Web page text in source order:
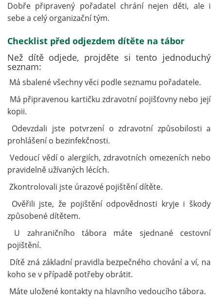
Dobře připravený pořadatel chrání nejen děti, ale i
sebe a celý organizační tým.
Checklist před odjezdem dítěte na tábor
Než dítě odjede, projděte si tento jednoduchý
seznam:
Má sbalené všechny věci podle seznamu pořadatele.
Má připravenou kartičku zdravotní pojišťovny nebo její
kopii.
Odevzdali jste potvrzení o zdravotní způsobilosti a
prohlášení o bezinfekčnosti.
Vedoucí vědí o alergiích, zdravotních omezeních nebo
pravidelně užívaných lécích.
Zkontrolovali jste úrazové pojištění dítěte.
Ověřili jste, že pojištění odpovědnosti kryje i škody
způsobené dítětem.
U zahraničního tábora máte sjednané cestovní
pojištění.
Dítě zná základní pravidla bezpečného chování a ví, na
koho se v případě potřeby obrátit.
Máte uložené kontakty na hlavního vedoucího tábora.